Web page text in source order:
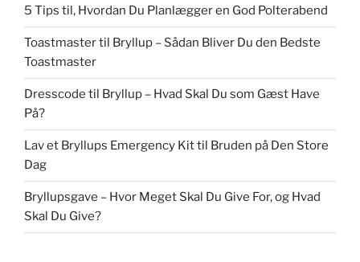
5 Tips til, Hvordan Du Planlægger en God Polterabend
Toastmaster til Bryllup – Sådan Bliver Du den Bedste
Toastmaster
Dresscode til Bryllup – Hvad Skal Du som Gæst Have
På?
Lav et Bryllups Emergency Kit til Bruden på Den Store
Dag
Bryllupsgave – Hvor Meget Skal Du Give For, og Hvad
Skal Du Give?